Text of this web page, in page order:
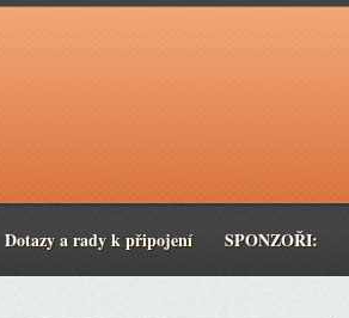
Dotazy a rady k připojení SPONZOŘI: